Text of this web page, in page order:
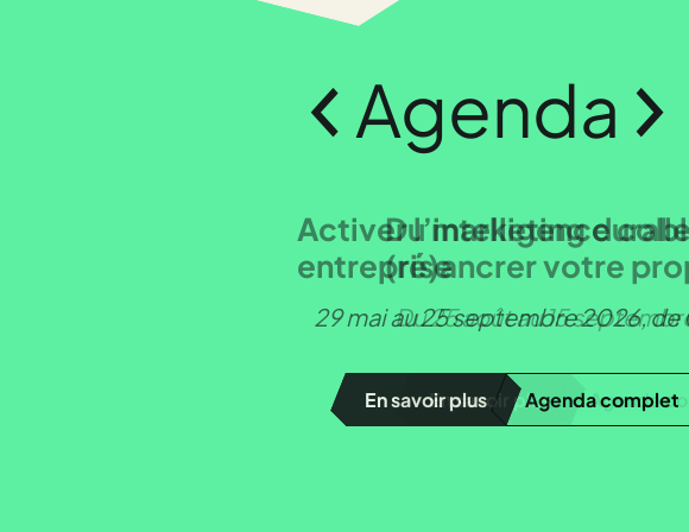
Agenda
Du marketing
(ré)ancrer votre
Du 25 août au 15 septembre
En savoir plus Agenda complet